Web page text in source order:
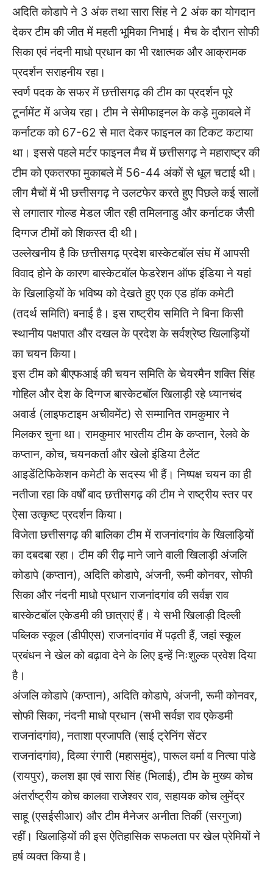
अदिति कोडापे ने 3 अंक तथा सारा सिंह ने 2 अंक का योगदान
देकर टीम की जीत में महती भूमिका निभाई। मैच के दौरान सोफी
सिका एवं नंदनी माधो प्रधान का भी रक्षात्मक और आक्रामक
प्रदर्शन सराहनीय रहा।
स्वर्ण पदक के सफर में छत्तीसगढ़ की टीम का प्रदर्शन पूरे
टूर्नामेंट में अजेय रहा। टीम ने सेमीफाइनल के कड़े मुकाबले में
कर्नाटक को 67-62 से मात देकर फाइनल का टिकट कटाया
था। इससे पहले मर्टर फाइनल मैच में छत्तीसगढ़ ने महाराष्ट्र की
टीम को एकतरफा मुकाबले में 56-44 अंकों से धूल चटाई थी।
लीग मैचों में भी छत्तीसगढ़ ने उलटफेर करते हुए पिछले कई सालों
से लगातार गोल्ड मेडल जीत रही तमिलनाडु और कर्नाटक जैसी
दिग्गज टीमों को शिकस्त दी थी।
उल्लेखनीय है कि छत्तीसगढ़ प्रदेश बास्केटबॉल संघ में आपसी
विवाद होने के कारण बास्केटबॉल फेडरेशन ऑफ इंडिया ने यहां
के खिलाड़ियों के भविष्य को देखते हुए एक एड हॉक कमेटी
(तदर्थ समिति) बनाई है। इस राष्ट्रीय समिति ने बिना किसी
स्थानीय पक्षपात और दखल के प्रदेश के सर्वश्रेष्ठ खिलाड़ियों
का चयन किया।
इस टीम को बीएफआई की चयन समिति के चेयरमैन शक्ति सिंह
गोहिल और देश के दिग्गज बास्केटबॉल खिलाड़ी रहे ध्यानचंद
अवार्ड (लाइफटाइम अचीवमेंट) से सम्मानित रामकुमार ने
मिलकर चुना था। रामकुमार भारतीय टीम के कप्तान, रेलवे के
कप्तान, कोच, चयनकर्ता और खेलो इंडिया टैलेंट
आइडेंटिफिकेशन कमेटी के सदस्य भी हैं। निष्पक्ष चयन का ही
नतीजा रहा कि वर्षों बाद छत्तीसगढ़ की टीम ने राष्ट्रीय स्तर पर
ऐसा उत्कृष्ट प्रदर्शन किया।
विजेता छत्तीसगढ़ की बालिका टीम में राजनांदगांव के खिलाड़ियों
का दबदबा रहा। टीम की रीढ़ माने जाने वाली खिलाड़ी अंजलि
कोडापे (कप्तान), अदिति कोडापे, अंजनी, रूमी कोनवर, सोफी
सिका और नंदनी माधो प्रधान राजनांदगांव की सर्वज्ञ राव
बास्केटबॉल एकेडमी की छात्राएं हैं। ये सभी खिलाड़ी दिल्ली
पब्लिक स्कूल (डीपीएस) राजनांदगांव में पढ़ती हैं, जहां स्कूल
प्रबंधन ने खेल को बढ़ावा देने के लिए इन्हें निःशुल्क प्रवेश दिया
है।
अंजलि कोडापे (कप्तान), अदिति कोडापे, अंजनी, रूमी कोनवर,
सोफी सिका, नंदनी माधो प्रधान (सभी सर्वज्ञ राव एकेडमी
राजनांदगांव), नताशा प्रजापति (साई ट्रेनिंग सेंटर
राजनांदगांव), दिव्या रंगारी (महासमुंद), पारूल वर्मा व नित्या पांडे
(रायपुर), कलश झा एवं सारा सिंह (भिलाई), टीम के मुख्य कोच
अंतर्राष्ट्रीय कोच कालवा राजेश्वर राव, सहायक कोच लुमेंद्र
साहू (एसईसीआर) और टीम मैनेजर अनीता तिर्की (सरगुजा)
रहीं। खिलाड़ियों की इस ऐतिहासिक सफलता पर खेल प्रेमियों ने
हर्ष व्यक्त किया है।